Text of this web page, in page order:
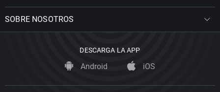
SOBRE NOSOTROS
DESCARGA LA APP
Android iOS